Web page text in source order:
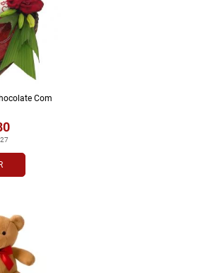
Com